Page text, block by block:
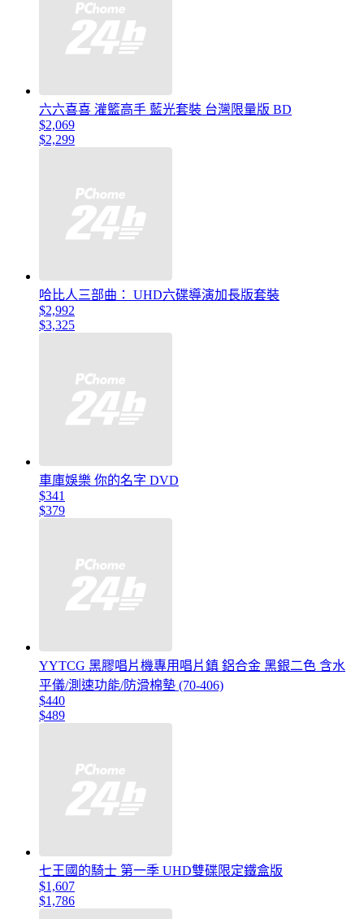
六六喜喜 灌籃高手 藍光套裝 台灣限量版 BD
$2,069
$2,299
哈比人三部曲： UHD六碟導演加長版套裝
$2,992
$3,325
車庫娛樂 你的名字 DVD
$341
$379
YYTCG 黑膠唱片機專用唱片鎮 鋁合金 黑銀二色 含水
平儀/測速功能/防滑棉墊 (70-406)
$440
$489
七王國的騎士 第一季 UHD雙碟限定鐵盒版
$1,607
$1,786